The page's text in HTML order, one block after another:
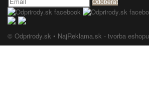
© Odprirody.sk • NajReklama.sk - tvorba eshopu